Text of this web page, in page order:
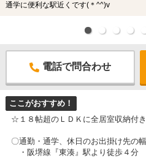
通学に便利な駅近くです(＊^^)v
電話で問合わせ
ここがおすすめ！
☆１８帖超のＬＤＫに全居室収納付
〇通勤・通学、休日のお出掛け先の
・阪堺線『東湊』駅より徒歩４分